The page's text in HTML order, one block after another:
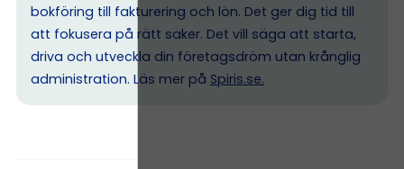
bokföring till fakturering och lön. Det ger dig tid till
att fokusera på rätt saker. Det vill säga att starta,
driva och utveckla din företagsdröm utan krånglig
administration. Läs mer på Spiris.se.